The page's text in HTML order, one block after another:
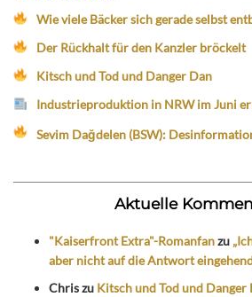
Wie viele Bäcker sich gerade selbst
Der Rückhalt für den Kanzler bröckelt
Kitsch und Tod und Danger Dan
Industrieproduktion in NRW im Juni
Sevim Dağdelen (BSW):
Aktuelle
"Kaiserfront Extra"-Romanfanzu
aber nicht auf die Antwort
Chriszu Kitsch und Tod und Danger